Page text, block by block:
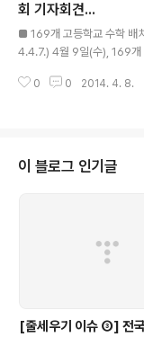
2개로 구성됨. □ 분석1. 고
되는가? o 전체 169개 중
회 기자회견...
■ 169개 고등학교 수학 배
4.4.7.) 4월 9일(수), 169개
행정도" 분석... □ 사교육걱
어와 수학을 평가하는데, 이
울 73개, 경기 64개, 광주
0 0 2014. 4. 8.
이 블로그 인기글
[줄세우기 이슈 ③] 전